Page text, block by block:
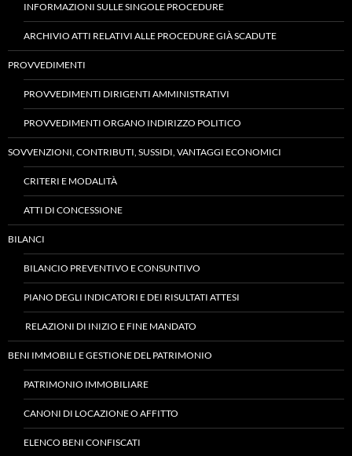
INFORMAZIONI SULLE SINGOLE PROCEDURE
ARCHIVIO ATTI RELATIVI ALLE PROCEDURE GIÀ SCADUTE
PROVVEDIMENTI
PROVVEDIMENTI DIRIGENTI AMMINISTRATIVI
PROVVEDIMENTI ORGANO INDIRIZZO POLITICO
SOVVENZIONI, CONTRIBUTI, SUSSIDI, VANTAGGI ECONOMICI
CRITERI E MODALITÀ
ATTI DI CONCESSIONE
BILANCI
BILANCIO PREVENTIVO E CONSUNTIVO
PIANO DEGLI INDICATORI E DEI RISULTATI ATTESI
RELAZIONI DI INIZIO E FINE MANDATO
BENI IMMOBILI E GESTIONE DEL PATRIMONIO
PATRIMONIO IMMOBILIARE
CANONI DI LOCAZIONE O AFFITTO
ELENCO BENI CONFISCATI